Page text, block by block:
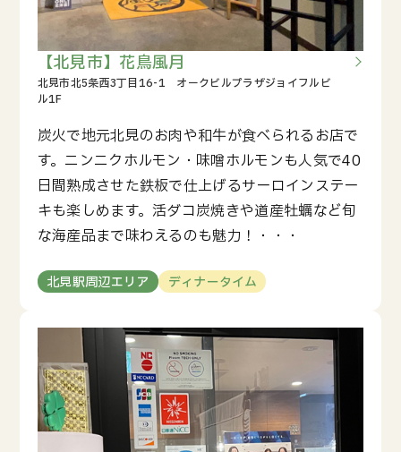
【北見市】花鳥風月
炭火で地元北見のお肉や和牛が食べられるお店で
す。ニンニクホルモン・味噌ホルモンも人気で40
日間熟成させた鉄板で仕上げるサーロインステー
キも楽しめます。活ダコ炭焼きや道産牡蠣など旬
な海産品まで味わえるのも魅力！・・・
北見駅周辺エリア ディナータイム